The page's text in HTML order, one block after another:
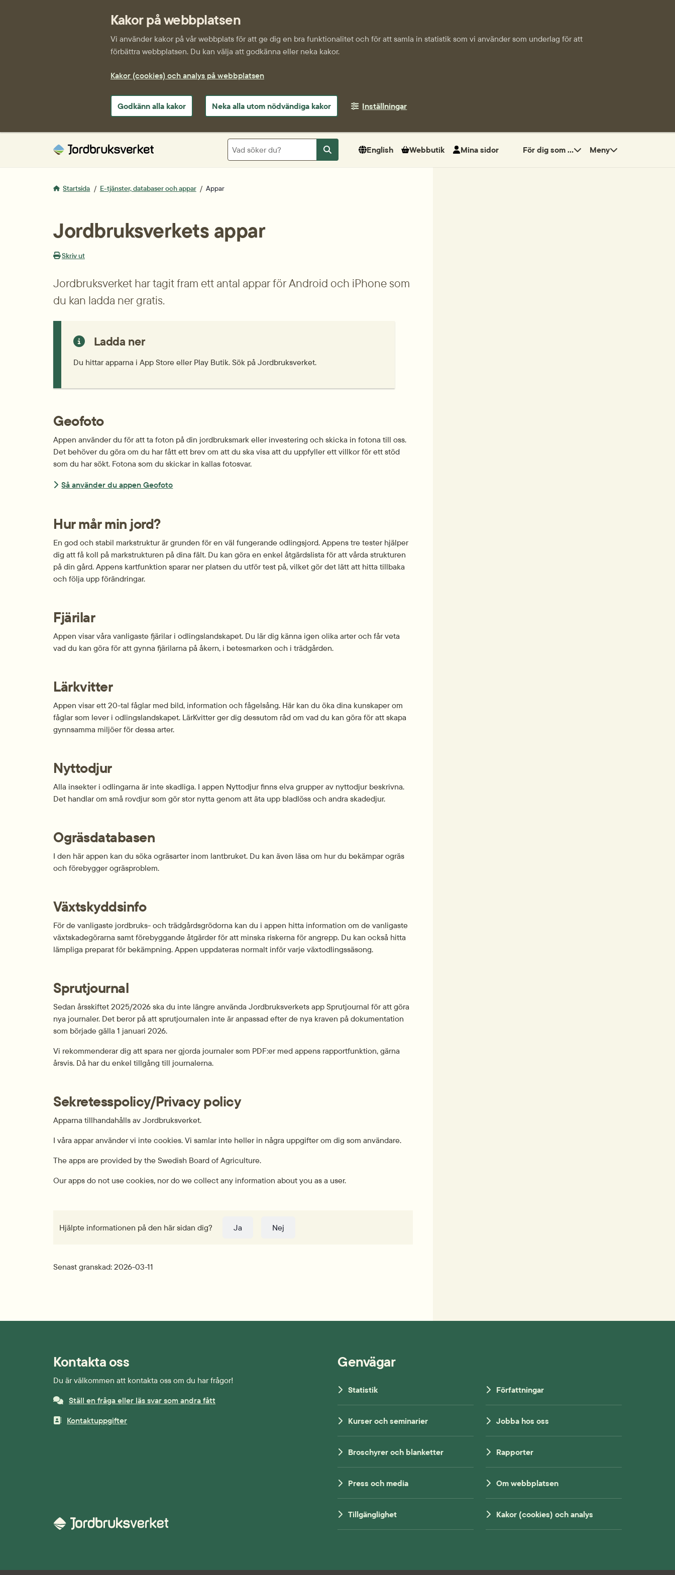
Kakor på webbplatsen
Vi använder kakor på vår webbplats för att ge dig en bra funktionalitet och för att samla in statistik som vi använder som underlag för att
förbättra webbplatsen. Du kan välja att godkänna eller neka kakor.
Kakor (cookies) och analys på webbplatsen
Godkänn alla kakor Neka alla utom nödvändiga kakor Inställningar
Sök
Sök
English Webbutik Mina sidor För dig som ... Meny
Startsida E-tjänster, databaser och appar Appar
Jordbruksverkets appar
Skriv ut
Jordbruksverket har tagit fram ett antal appar för Android och iPhone som
du kan ladda ner gratis.
Ladda ner
Du hittar apparna i App Store eller Play Butik. Sök på Jordbruksverket.
Geofoto
Appen använder du för att ta foton på din jordbruksmark eller investering och skicka in fotona till oss.
Det behöver du göra om du har fått ett brev om att du ska visa att du uppfyller ett villkor för ett stöd
som du har sökt. Fotona som du skickar in kallas fotosvar.
Så använder du appen Geofoto
Hur mår min jord?
En god och stabil markstruktur är grunden för en väl fungerande odlings­jord. Appens tre tester hjälper
dig att få koll på mark­strukturen på dina fält. Du kan göra en enkel åtgärdslista för att vårda strukturen
på din gård. Appens kartfunktion sparar ner platsen du utför test på, vilket gör det lätt att hitta tillbaka
och följa upp förändringar.
Fjärilar
Appen visar våra vanligaste fjärilar i odlings­landskapet. Du lär dig känna igen olika arter och får veta
vad du kan göra för att gynna fjärilarna på åkern, i betesmarken och i trädgården.
Lärkvitter
Appen visar ett 20-tal fåglar med bild, information och fågelsång. Här kan du öka dina kunskaper om
fåglar som lever i odlings­landskapet. LärKvitter ger dig dessutom råd om vad du kan göra för att skapa
gynnsamma miljöer för dessa arter.
Nyttodjur
Alla insekter i odlingarna är inte skadliga. I appen Nyttodjur finns elva grupper av nyttodjur beskrivna.
Det handlar om små rovdjur som gör stor nytta genom att äta upp bladlöss och andra skadedjur.
Ogräs­databasen
I den här appen kan du söka ogräsarter inom lantbruket. Du kan även läsa om hur du bekämpar ogräs
och förebygger ogräs­problem.
Växtskyddsinfo
För de vanligaste jordbruks- och trädgårds­grödorna kan du i appen hitta information om de vanligaste
växt­skadegörarna samt förebyggande åtgärder för att minska riskerna för angrepp. Du kan också hitta
lämpliga preparat för bekämpning. Appen uppdateras normalt inför varje växtodlings­säsong.
Sprutjournal
Sedan årsskiftet 2025/2026 ska du inte längre använda Jordbruksverkets app Sprutjournal för att göra
nya journaler. Det beror på att sprutjournalen inte är anpassad efter de nya kraven på dokumentation
som började gälla 1 januari 2026.
Vi rekommenderar dig att spara ner gjorda journaler som PDF:er med appens rapportfunktion, gärna
årsvis. Då har du enkel tillgång till journalerna.
Sekretesspolicy/Privacy policy
Apparna tillhandahålls av Jordbruksverket.
I våra appar använder vi inte cookies. Vi samlar inte heller in några uppgifter om dig som användare.
The apps are provided by the Swedish Board of Agriculture.
Our apps do not use cookies, nor do we collect any information about you as a user.
Hjälpte informationen på den här sidan dig? Ja Nej
Senast granskad: 2026-03-11
Kontakta oss
Du är välkommen att kontakta oss om du har frågor!
Ställ en fråga eller läs svar som andra fått
Kontaktuppgifter
Genvägar
Statistik Författningar
Kurser och seminarier Jobba hos oss
Broschyrer och blanketter Rapporter
Press och media Om webbplatsen
Tillgänglighet Kakor (cookies) och analys